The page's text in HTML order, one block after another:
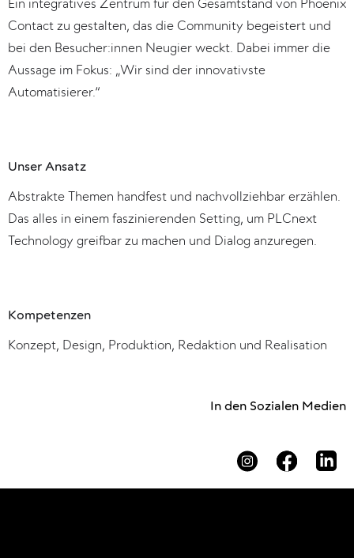
Ein integratives Zentrum für den Gesamtstand von Phoenix
Contact zu gestalten, das die Community begeistert und
bei den Besucher:innen Neugier weckt. Dabei immer die
Aussage im Fokus: „Wir sind der innovativste
Automatisierer.“
Unser Ansatz
Abstrakte Themen handfest und nachvollziehbar erzählen.
Das alles in einem faszinierenden Setting, um PLCnext
Technology greifbar zu machen und Dialog anzuregen.
Kompetenzen
Konzept, Design, Produktion, Redaktion und Realisation
In den Sozialen Medien